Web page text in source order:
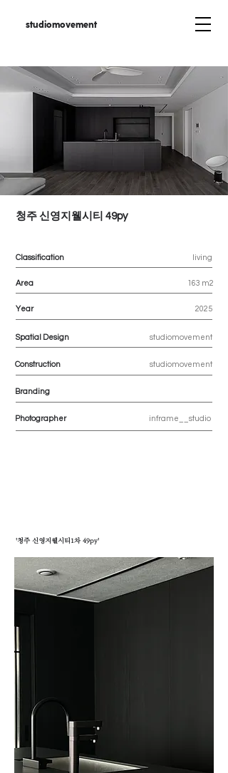
studiomovement
청주 신영지웰시티 49py
Classification living
Area 163 m2
Year 2025
Spatial Design studiomovement
Construction studiomovement
Branding
Photographer inframe__studio
'청주 신영지웰시티1차 49py'